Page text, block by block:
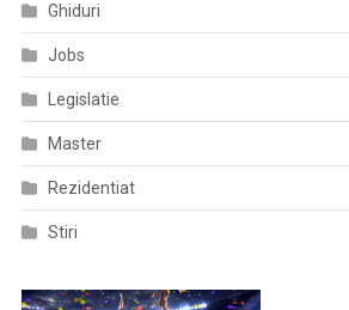
Ghiduri
Jobs
Legislatie
Master
Rezidentiat
Stiri